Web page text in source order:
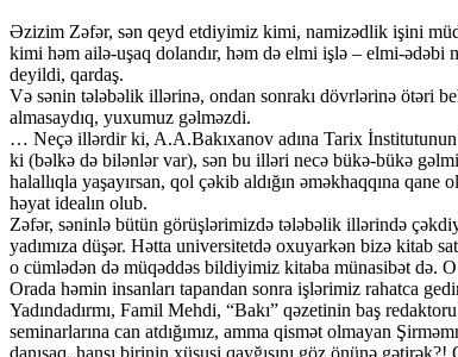
Əzizim Zəfər, sən qeyd etdiyimiz kimi, namizədlik işini
kimi həm ailə-uşaq dolandır, həm də elmi işlə – elmi-
deyildi, qardaş.
Və sənin tələbəlik illərinə, ondan sonrakı dövrlərinə ötəri
almasaydıq, yuxumuz gəlməzdi.
… Neçə illərdir ki, A.A.Bakıxanov adına Tarix İnstitutunun
ki (bəlkə də bilənlər var), sən bu illəri necə bükə-bükə
halallıqla yaşayırsan, qol çəkib aldığın əməkhaqqına
həyat idealın olub.
Zəfər, səninlə bütün görüşlərimizdə tələbəlik illərində
yadımıza düşər. Hətta universitetdə oxuyarkən bizə kitab
o cümlədən də müqəddəs bildiyimiz kitaba münasibət də. O
Orada həmin insanları tapandan sonra işlərimiz rahatca
Yadındadırmı, Famil Mehdi, “Bakı” qəzetinin baş
seminarlarına can atdığımız, amma qismət olmayan
danışaq, hansı birinin xüsusi qayğısını göz önünə